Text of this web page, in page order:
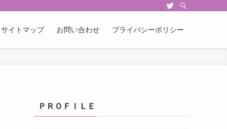
サイトマップ お問い合わせ プライバシーポリシー
ＰＲＯＦＩＬＥ